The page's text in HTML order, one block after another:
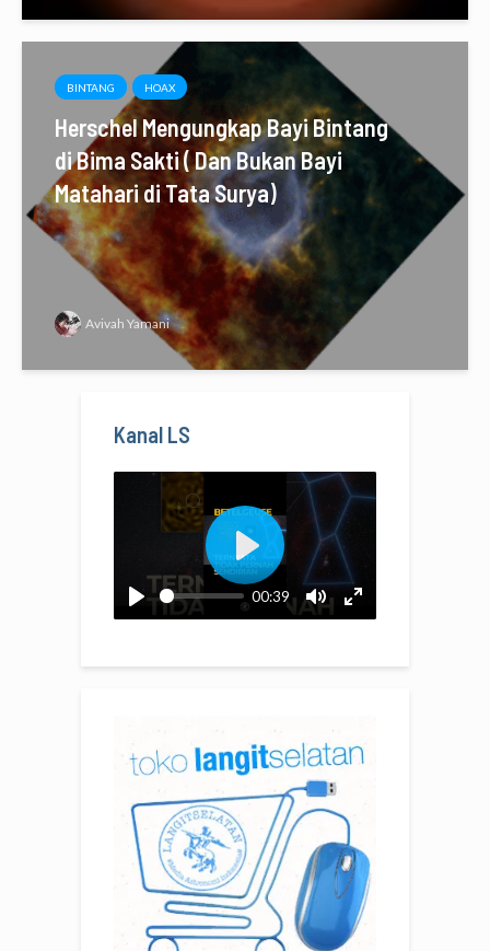
BINTANG HOAX
Herschel Mengungkap Bayi Bintang
di Bima Sakti ( Dan Bukan Bayi
Matahari di Tata Surya)
Avivah Yamani
Kanal LS